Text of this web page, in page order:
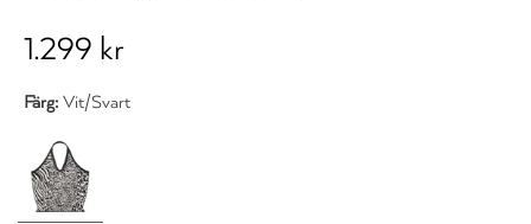
1.299 kr
Färg: Vit/Svart